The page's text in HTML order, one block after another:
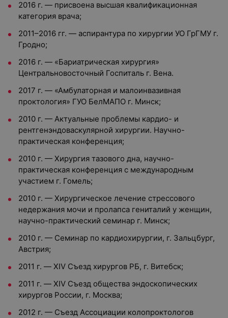
2016 г. — присвоена высшая квалификационная
категория врача;
2011–2016 гг. — аспирантура по хирургии УО ГрГМУ г.
Гродно;
2016 г. — «Бариатрическая хирургия»
Центральновосточный Госпиталь г. Вена.
2017 г. — «Амбулаторная и малоинвазивная
проктология» ГУО БелМАПО г. Минск;
2010 г. — Актуальные проблемы кардио- и
рентгенэндоваскулярной хирургии. Научно-
практическая конференция;
2010 г. — Хирургия тазового дна, научно-
практическая конференция с международным
участием г. Гомель;
2010 г. — Хирургическое лечение стрессового
недержания мочи и пролапса гениталий у женщин,
научно-практический семинар г. Минск;
2010 г. — Семинар по кардиохирургии, г. Зальцбург,
Австрия;
2011 г. — XIV Съезд хирургов РБ, г. Витебск;
2011 г. — XIV Съезд общества эндоскопических
хирургов России, г. Москва;
2012 г. — Съезд Ассоциации колопроктологов